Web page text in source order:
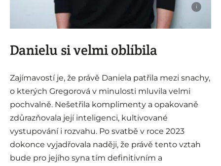
i
Danielu si velmi oblíbila
Zajímavostí je, že právě Daniela patřila mezi snachy,
o kterých Gregorová v minulosti mluvila velmi
pochvalně. Nešetřila komplimenty a opakovaně
zdůrazňovala její inteligenci, kultivované
vystupování i rozvahu. Po svatbě v roce 2023
dokonce vyjadřovala naději, že právě tento vztah
bude pro jejího syna tím definitivním a